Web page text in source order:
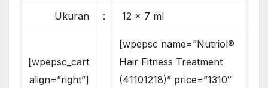
Ukuran : 12 x 7 ml
[wpepsc_cart
align=”right”]
[wpepsc name=”Nutriol®
Hair Fitness Treatment
(41101218)” price=”1310″